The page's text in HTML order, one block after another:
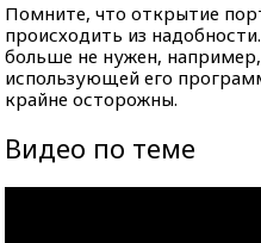
Помните, что открытие
происходить из
больше не нужен, например,
использующей его
крайне осторожны.
Видео по теме